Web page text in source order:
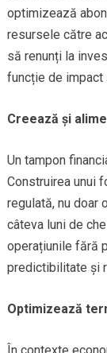
optimizează
resursele către
să renunți la
funcție de
Creează și
Un tampon
Construirea unui
regulată, nu doar
câteva luni de
operațiunile fără
predictibilitate și
Optimizează